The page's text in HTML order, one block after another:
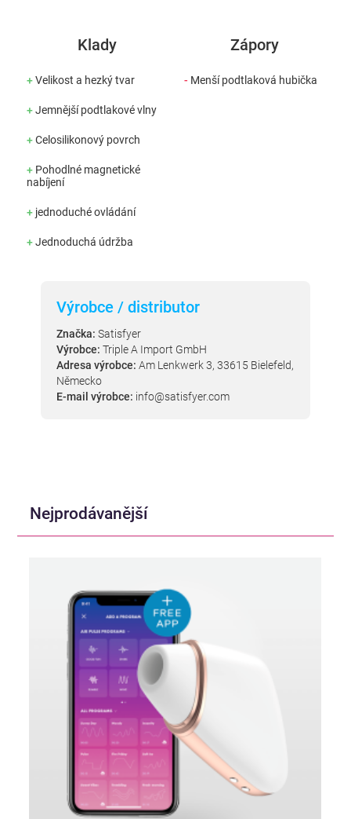
Klady Zápory
+Velikost a hezký tvar - Menší podtlaková hubička
+Jemnější podtlakové vlny
+Celosilikonový povrch
+ Pohodlné magnetické
nabíjení
+ jednoduché ovládání
+Jednoduchá údržba
Výrobce / distributor
Značka: Satisfyer
Výrobce: Triple A Import GmbH
Adresa výrobce: Am Lenkwerk 3, 33615 Bielefeld,
Německo
E-mail výrobce: info@satisfyer.com
Nejprodávanější